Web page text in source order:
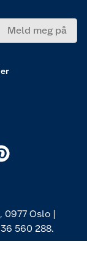
Meld meg på
Oslo |
560 288.